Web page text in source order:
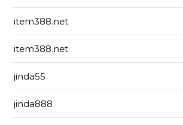
item388.net
item388.net
jinda55
jinda888